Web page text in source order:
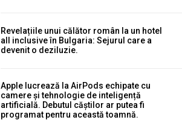
Revelațiile unui călător român la un hotel
all inclusive în Bulgaria: Sejurul care a
devenit o deziluzie.
Apple lucrează la AirPods echipate cu
camere și tehnologie de inteligență
artificială. Debutul căștilor ar putea fi
programat pentru această toamnă.